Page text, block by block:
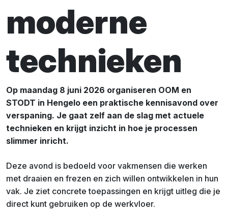
moderne
technieken
Op maandag 8 juni 2026 organiseren OOM en
STODT in Hengelo een praktische kennisavond over
verspaning. Je gaat zelf aan de slag met actuele
technieken en krijgt inzicht in hoe je processen
slimmer inricht.
Deze avond is bedoeld voor vakmensen die werken
met draaien en frezen en zich willen ontwikkelen in hun
vak. Je ziet concrete toepassingen en krijgt uitleg die je
direct kunt gebruiken op de werkvloer.